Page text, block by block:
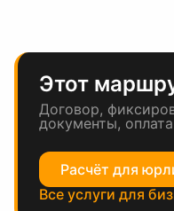
Этот
Договор,
документы,
Расчёт для
Все услуги для